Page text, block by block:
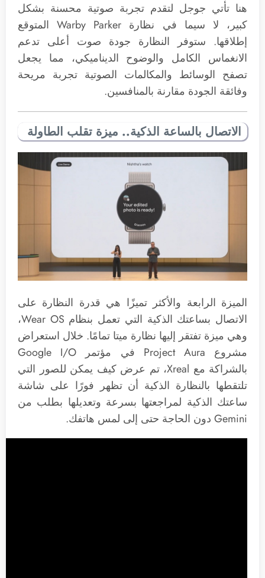
هنا تأتي جوجل لتقدم تجربة صوتية محسنة بشكل
كبير، لا سيما في نظارة Warby Parker المتوقع
إطلاقها. ستوفر النظارة جودة صوت أعلى تدعم
الانغماس الكامل والوضوح الديناميكي، مما يجعل
تصفح الوسائط والمكالمات الصوتية تجربة مريحة
وفائقة الجودة مقارنة بالمنافسين.
الاتصال بالساعة الذكية.. ميزة تقلب الطاولة
الميزة الرابعة والأكثر تميزًا هي قدرة النظارة على
الاتصال بساعتك الذكية التي تعمل بنظام Wear OS،
وهي ميزة تفتقر إليها نظارة ميتا تمامًا. خلال استعراض
مشروع Project Aura في مؤتمر Google I/O
بالشراكة مع Xreal، تم عرض كيف يمكن للصور التي
تلتقطها بالنظارة الذكية أن تظهر فورًا على شاشة
ساعتك الذكية لمراجعتها بسرعة وتعديلها بطلب من
Gemini دون الحاجة حتى إلى لمس هاتفك.